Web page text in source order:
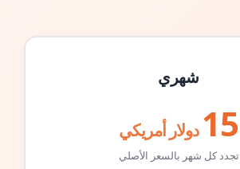
شهري
15 دولار أمريكي
تجدد كل شهر بالسعر الأصلي